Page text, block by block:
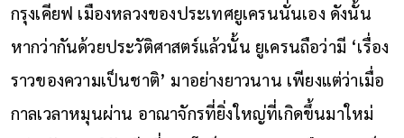
กรุงเคียฟ เมืองหลวงของประเทศยูเครนนั่นเอง ดังนั้น
หากว่ากันด้วยประวัติศาสตร์แล้วนั้น ยูเครนถือว่ามี ‘เรื่อง
ราวของความเป็นชาติ’ มาอย่างยาวนาน เพียงแต่ว่าเมื่อ
กาลเวลาหมุนผ่าน อาณาจักรที่ยิ่งใหญ่ที่เกิดขึ้นมาใหม่